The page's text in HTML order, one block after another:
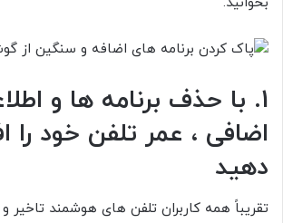
1. با حذف برنامه ها و
اضافی ، عمر تلفن خود را
دهید
تقریباً همه کاربران تلفن های هوشمند تاخیر و